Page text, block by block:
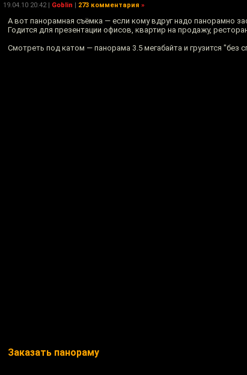
19.04.10 20:42 | Goblin | 273 комментария »
А вот панорамная съёмка — если кому вдруг надо панорамно
Годится для презентации офисов, квартир на продажу,
Смотреть под катом — панорама 3.5 мегабайта и грузится "без
Заказать панораму